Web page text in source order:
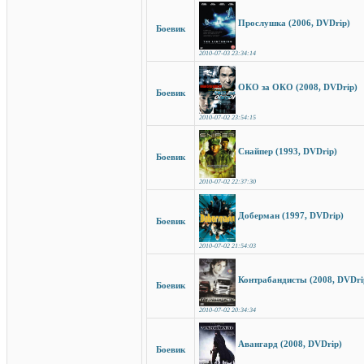
Боевик
Прослушка (2006, DVDrip)
2010-07-03 23:34:14
Боевик
ОКО за ОКО (2008, DVDrip)
2010-07-02 23:54:15
Боевик
Снайпер (1993, DVDrip)
2010-07-02 22:37:30
Боевик
Доберман (1997, DVDrip)
2010-07-02 21:54:03
Боевик
Контрабандисты (2008,
2010-07-02 20:34:34
Боевик
Авангард (2008, DVDrip)